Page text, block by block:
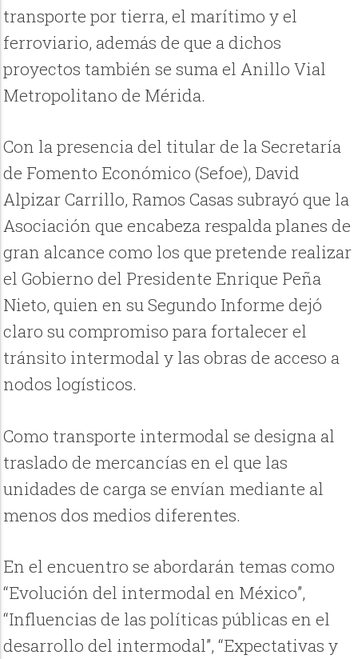
transporte por tierra, el marítimo y el
ferroviario, además de que a dichos
proyectos también se suma el Anillo Vial
Metropolitano de Mérida.
Con la presencia del titular de la Secretaría
de Fomento Económico (Sefoe), David
Alpizar Carrillo, Ramos Casas subrayó que la
Asociación que encabeza respalda planes de
gran alcance como los que pretende realizar
el Gobierno del Presidente Enrique Peña
Nieto, quien en su Segundo Informe dejó
claro su compromiso para fortalecer el
tránsito intermodal y las obras de acceso a
nodos logísticos.
Como transporte intermodal se designa al
traslado de mercancías en el que las
unidades de carga se envían mediante al
menos dos medios diferentes.
En el encuentro se abordarán temas como
“Evolución del intermodal en México”,
“Influencias de las políticas públicas en el
desarrollo del intermodal”, “Expectativas y